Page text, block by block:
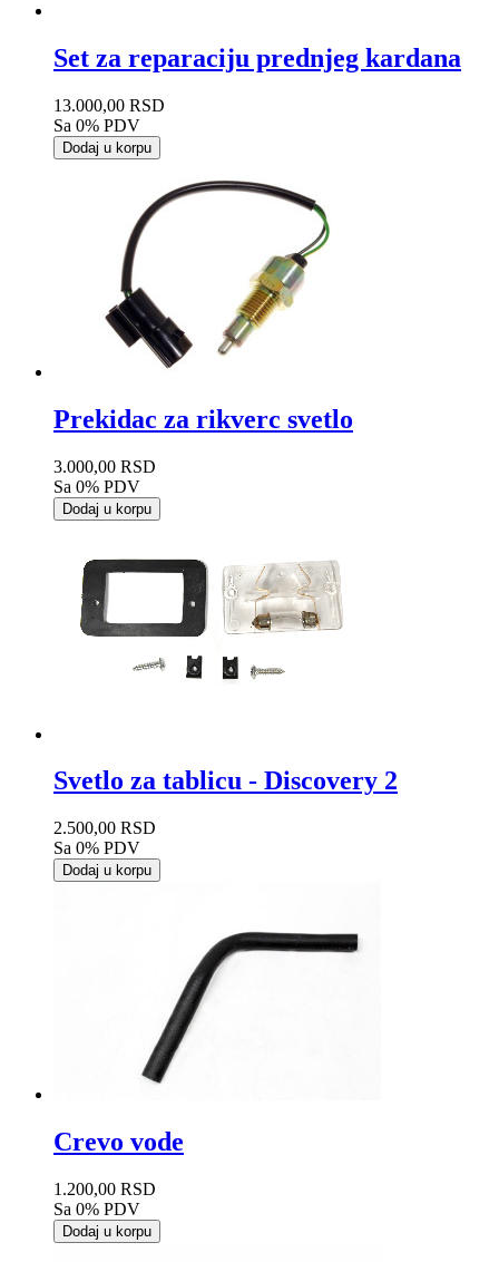
Set za reparaciju prednjeg kardana
13.000,00 RSD
Sa 0% PDV
Dodaj u korpu
Prekidac za rikverc svetlo
3.000,00 RSD
Sa 0% PDV
Dodaj u korpu
Svetlo za tablicu - Discovery 2
2.500,00 RSD
Sa 0% PDV
Dodaj u korpu
Crevo vode
1.200,00 RSD
Sa 0% PDV
Dodaj u korpu